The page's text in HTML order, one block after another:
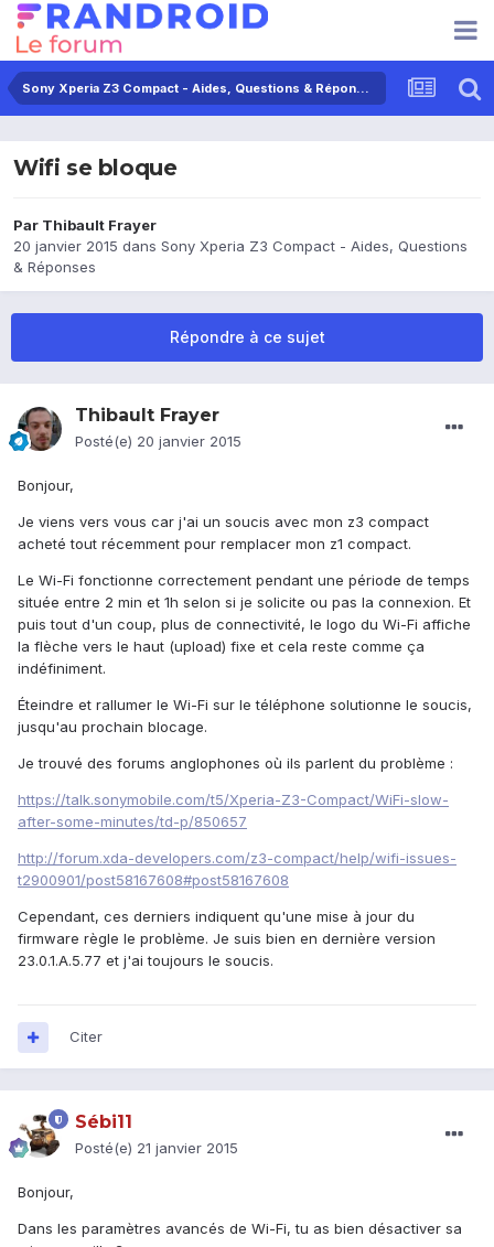
Sony Xperia Z3 Compact - Aides, Questions & Réponses
Wifi se bloque
Par Thibault Frayer
20 janvier 2015 dans Sony Xperia Z3 Compact - Aides, Questions
& Réponses
Répondre à ce sujet
Thibault Frayer
Posté(e) 20 janvier 2015
Bonjour,
Je viens vers vous car j'ai un soucis avec mon z3 compact
acheté tout récemment pour remplacer mon z1 compact.
Le Wi-Fi fonctionne correctement pendant une période de temps
située entre 2 min et 1h selon si je solicite ou pas la connexion. Et
puis tout d'un coup, plus de connectivité, le logo du Wi-Fi affiche
la flèche vers le haut (upload) fixe et cela reste comme ça
indéfiniment.
Éteindre et rallumer le Wi-Fi sur le téléphone solutionne le soucis,
jusqu'au prochain blocage.
Je trouvé des forums anglophones où ils parlent du problème :
https://talk.sonymobile.com/t5/Xperia-Z3-Compact/WiFi-slow-
after-some-minutes/td-p/850657
http://forum.xda-developers.com/z3-compact/help/wifi-issues-
t2900901/post58167608#post58167608
Cependant, ces derniers indiquent qu'une mise à jour du
firmware règle le problème. Je suis bien en dernière version
23.0.1.A.5.77 et j'ai toujours le soucis.
Citer
Sébi11
Posté(e) 21 janvier 2015
Bonjour,
Dans les paramètres avancés de Wi-Fi, tu as bien désactiver sa